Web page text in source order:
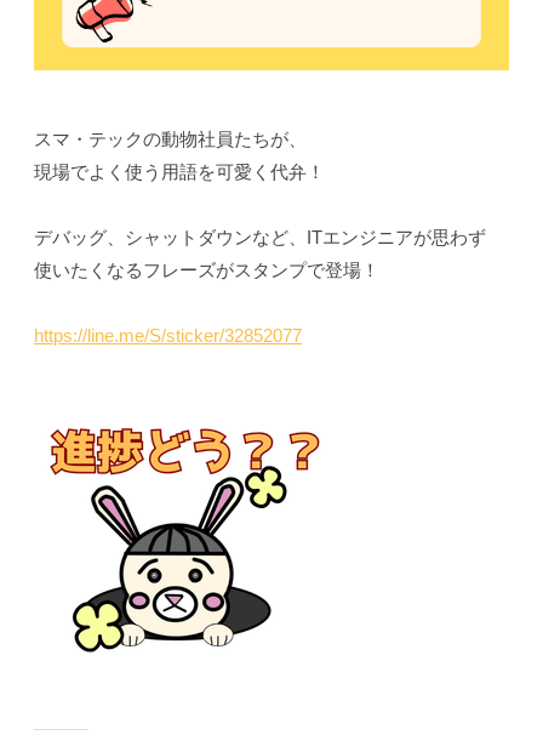
スマ・テックの動物社員たちが、
現場でよく使う用語を可愛く代弁！
デバッグ、シャットダウンなど、ITエンジニアが思わず
使いたくなるフレーズがスタンプで登場！
https://line.me/S/sticker/32852077